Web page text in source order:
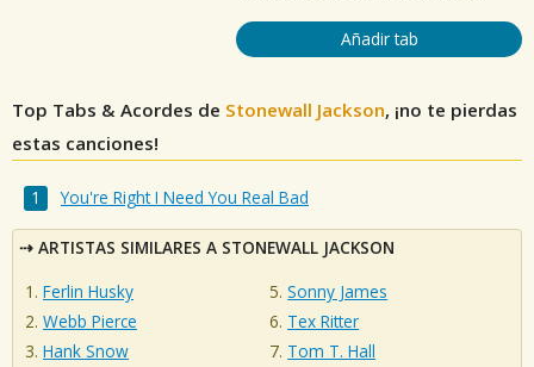
Añadir tab
Top Tabs & Acordes de Stonewall Jackson, ¡no te pierdas
estas canciones!
You're Right I Need You Real Bad
ARTISTAS SIMILARES A STONEWALL JACKSON
Ferlin Husky
Webb Pierce
Hank Snow
Sonny James
Tex Ritter
Tom T. Hall